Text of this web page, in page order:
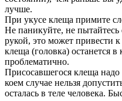
лучше.
При укусе клеща примите
Не паникуйте, не
рукой, это может привести
клеща (головка) останется
проблематично.
Присосавшегося клеща
коем случае нельзя
осталась в теле человека.